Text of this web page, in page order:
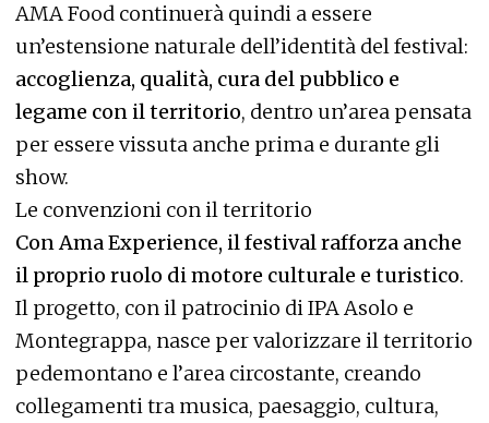
AMA Food continuerà quindi a essere
un’estensione naturale dell’identità del festival:
accoglienza, qualità, cura del pubblico e
legame con il territorio, dentro un’area pensata
per essere vissuta anche prima e durante gli
show.
Le convenzioni con il territorio
Con Ama Experience, il festival rafforza anche
il proprio ruolo di motore culturale e turistico.
Il progetto, con il patrocinio di IPA Asolo e
Montegrappa, nasce per valorizzare il territorio
pedemontano e l’area circostante, creando
collegamenti tra musica, paesaggio, cultura,